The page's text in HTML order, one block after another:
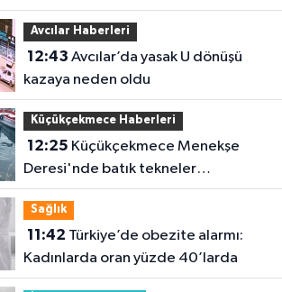
Avcılar Haberleri
12:43
kazaya neden oldu
Küçükçekmece Haberleri
12:25
Deresi'nde batık tekneler
karabatakların yuvası oldu
Sağlık
11:42
Kadınlarda oran yüzde 40’larda